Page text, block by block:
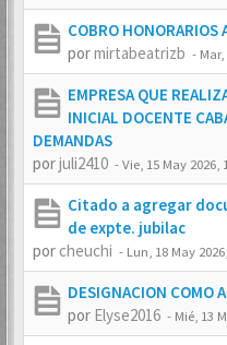
COBRO HONORARIOS
pormirtabeatrizb -
EMPRESA QUE
INICIAL DOCENTE
DEMANDAS
porjuli2410 -Vie, 15 May 2026,
Citado a agregar
de expte. jubilac
por cheuchi - Lun, 18 May
DESIGNACION COMO
por Elyse2016 - Mié, 13